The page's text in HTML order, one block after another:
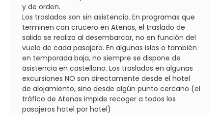
y de orden.
Los traslados son sin asistencia. En programas que
terminen con crucero en Atenas, el traslado de
salida se realiza al desembarcar, no en función del
vuelo de cada pasajero. En algunas islas o también
en temporada baja, no siempre se dispone de
asistencia en castellano. Los traslados en algunas
excursiones NO son directamente desde el hotel
de alojamiento, sino desde algún punto cercano (el
tráfico de Atenas impide recoger a todos los
pasajeros hotel por hotel)